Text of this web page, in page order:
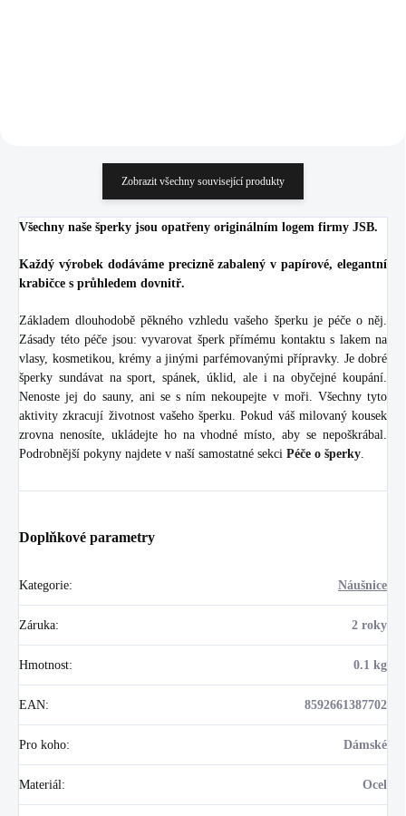
Zobrazit všechny související produkty
Všechny naše šperky jsou opatřeny originálním logem firmy JSB.
Každý výrobek dodáváme precizně zabalený v papírové, elegantní
krabičce s průhledem dovnitř.
Základem dlouhodobě pěkného vzhledu vašeho šperku je péče o něj.
Zásady této péče jsou: vyvarovat šperk přímému kontaktu s lakem na
vlasy, kosmetikou, krémy a jinými parfémovanými přípravky. Je dobré
šperky sundávat na sport, spánek, úklid, ale i na obyčejné koupání.
Nenoste jej do sauny, ani se s ním nekoupejte v moři. Všechny tyto
aktivity zkracují životnost vašeho šperku. Pokud váš milovaný kousek
zrovna nenosíte, ukládejte ho na vhodné místo, aby se nepoškrábal.
Podrobnější pokyny najdete v naší samostatné sekci Péče o šperky
Doplňkové parametry
Kategorie: Náušnice
Záruka: 2 roky
Hmotnost: 0.1 kg
EAN: 8592661387702
Pro koho: Dámské
Materiál : Ocel